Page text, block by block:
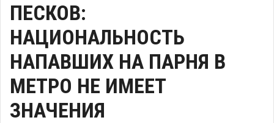
ПЕСКОВ:
НАЦИОНАЛЬНОСТЬ
НАПАВШИХ НА ПАРНЯ В
МЕТРО НЕ ИМЕЕТ
ЗНАЧЕНИЯ